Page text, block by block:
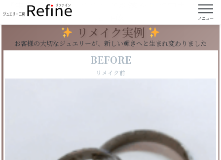
メニュー
【実例9】マリッジリングを溶かして甲丸リング
リメイク実例
お客様の大切なジュエリーが、新しい輝きへと生まれ変わりました
BEFORE
リメイク前